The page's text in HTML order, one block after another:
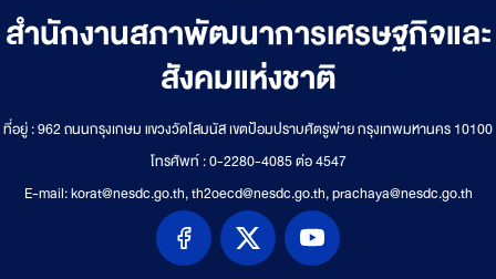
สำนักงานสภาพัฒนาการเศรษฐกิจและ
สังคมแห่งชาติ
ที่อยู่ : 962 ถนนกรุงเกษม แขวงวัดโสมนัส เขตป้อมปราบศัตรูพ่าย กรุงเทพมหานคร 10100
โทรศัพท์ : 0-2280-4085 ต่อ 4547
E-mail: korat@nesdc.go.th, th2oecd@nesdc.go.th, prachaya@nesdc.go.th